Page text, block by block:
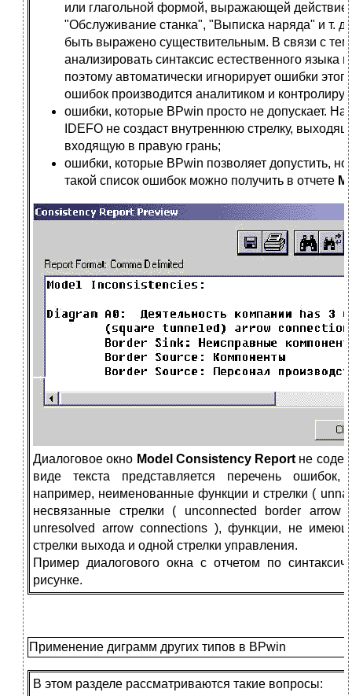
или глагольной формой, выражающей действие
"Обслуживание станка", "Выписка наряда" и т.
быть выражено существительным. В связи с
анализировать синтаксис естественного языка
поэтому автоматически игнорирует ошибки
ошибок производится аналитиком и
ошибки, которые BPwin просто не допускает.
IDEFO не создаст внутреннюю стрелку,
входящую в правую грань;
ошибки, которые BPwin позволяет допустить,
такой список ошибок можно получить в отчете
Диалоговое окно Model Consistency Report не
виде текста представляется перечень
например, неименованные функции и стрелки (
несвязанные стрелки ( unconnected border
unresolved arrow connections ), функции, не
стрелки выхода и одной стрелки управления.
Пример диалогового окна с отчетом по
рисунке.
Применение диграмм других типов в BPwin
В этом разделе рассматриваются такие вопросы: